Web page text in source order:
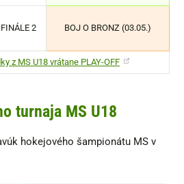
2
BOJ O BRONZ (03.05.)
z MS U18 vrátane PLAY-OFF
turnaja MS U18
hokejového šampionátu MS v